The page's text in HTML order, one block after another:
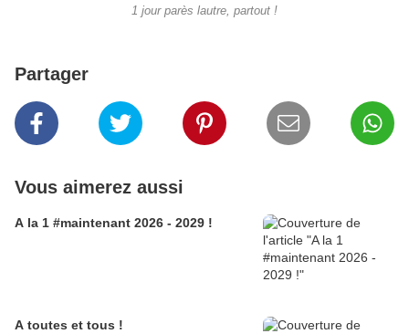
1 jour parès lautre, partout !
Partager
Vous aimerez aussi
A la 1 #maintenant 2026 - 2029 !
A toutes et tous !